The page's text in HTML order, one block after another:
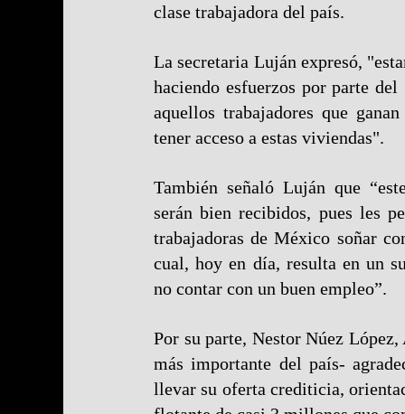
clase trabajadora del país.
La secretaria Luján expresó,
haciendo esfuerzos por parte
aquellos trabajadores que
tener acceso a estas viviendas".
También señaló Luján que
serán bien recibidos, pues les
trabajadoras de México soñar
cual, hoy en día, resulta en un
no contar con un buen empleo”.
Por su parte, Nestor Núez
más importante del país-
llevar su oferta crediticia,